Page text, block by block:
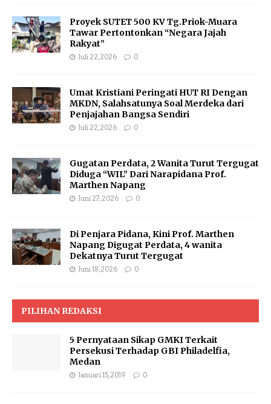
Proyek SUTET 500 KV Tg.Priok-Muara
Tawar Pertontonkan “Negara Jajah
Rakyat”
Juli 22, 2026 0
Umat Kristiani Peringati HUT RI Dengan
MKDN, Salahsatunya Soal Merdeka dari
Penjajahan Bangsa Sendiri
Juli 22, 2026 0
Gugatan Perdata, 2 Wanita Turut Tergugat
Diduga “WIL” Dari Narapidana Prof.
Marthen Napang
Juni 27, 2026 0
Di Penjara Pidana, Kini Prof. Marthen
Napang Digugat Perdata, 4 wanita
Dekatnya Turut Tergugat
Juni 18, 2026 0
PILIHAN REDAKSI
5 Pernyataan Sikap GMKI Terkait
Persekusi Terhadap GBI Philadelfia,
Medan
Januari 15, 2019 0